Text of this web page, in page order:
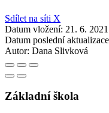
Sdílet na síti X
Datum vložení: 21. 6.
Datum poslední
Autor: Dana Slivková
Základní škola